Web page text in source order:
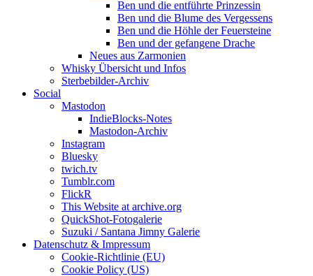
Ben und die entführte Prinzessin
Ben und die Blume des Vergessens
Ben und die Höhle der Feuersteine
Ben und der gefangene Drache
Neues aus Zarmonien
Whisky Übersicht und Infos
Sterbebilder-Archiv
Social
Mastodon
IndieBlocks-Notes
Mastodon-Archiv
Instagram
Bluesky
twich.tv
Tumblr.com
FlickR
This Website at archive.org
QuickShot-Fotogalerie
Suzuki / Santana Jimny Galerie
Datenschutz & Impressum
Cookie-Richtlinie (EU)
Cookie Policy (US)